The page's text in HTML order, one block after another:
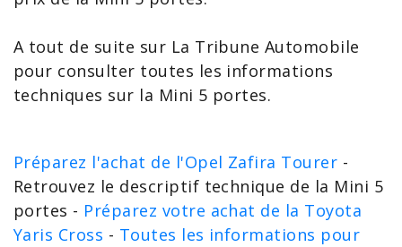
A tout de suite sur La Tribune Automobile
pour consulter toutes les informations
techniques sur la Mini 5 portes.
Préparez l'achat de l'Opel Zafira Tourer -
Retrouvez le descriptif technique de la Mini 5
portes - Préparez votre achat de la Toyota
Yaris Cross - Toutes les informations pour